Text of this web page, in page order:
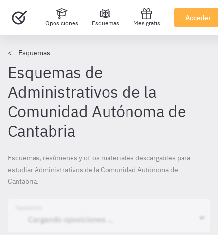
Oposiciones Esquemas Mes gratis
Acceder
Esquemas
Esquemas de
Administrativos de la
Comunidad Autónoma de
Cantabria
Esquemas, resúmenes y otros materiales descargables para
estudiar Administrativos de la Comunidad Autónoma de
Cantabria.